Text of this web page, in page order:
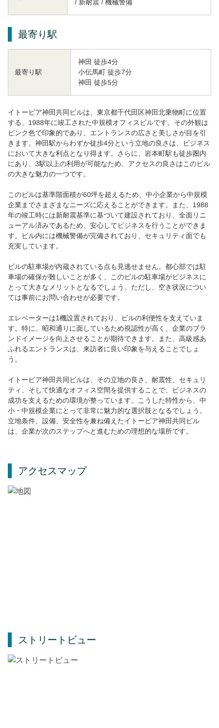
/ 新耐震 / 機械警備
最寄り駅
最寄り駅
神田 徒歩4分
小伝馬町 徒歩7分
神田 徒歩5分
イトーピア神田共同ビルは、東京都千代田区神田北乗物町に位置
する、1988年に竣工された中規模オフィスビルです。その外観は
ピンク色で印象的であり、エントランスの広さと美しさが目を引
きます。神田駅からわずか徒歩4分という立地の良さは、ビジネス
において大きな利点となり得ます。さらに、岩本町駅も徒歩圏内
にあり、3駅以上の利用が可能なため、アクセスの良さはこのビル
の大きな魅力の一つです。
このビルは基準階面積が60坪を超えるため、中小企業から中規模
企業までさまざまなニーズに応えることができます。また、1988
年の竣工時には新耐震基準に基づいて建設されており、全面リニ
ューアル済みであるため、安心してビジネスを行うことができま
す。ビル内には機械警備が完備されており、セキュリティ面でも
充実しています。
ビルの駐車場が内蔵されている点も見逃せません。都心部では駐
車場の確保が難しいことが多く、このビルの駐車場がビジネスに
とって大きなメリットとなるでしょう。ただし、空き状況につい
ては事前にお問い合わせが必要です。
エレベーターは1機設置されており、ビルの利便性を支えていま
す。特に、昭和通りに面しているため視認性が高く、企業のブラ
ンドイメージを向上させることが期待できます。また、高級感あ
ふれるエントランスは、来訪者に良い印象を与えることでしょ
う。
イトーピア神田共同ビルは、その立地の良さ、耐震性、セキュリ
ティ、そして快適なオフィス空間を提供することで、ビジネスの
成功を支えるための環境が整っています。こうした特性から、中
小・中規模企業にとって非常に魅力的な選択肢となるでしょう。
立地条件、設備、安全性を兼ね備えたイトーピア神田共同ビル
は、企業が次のステップへと進むための理想的な場所です。
アクセスマップ
ストリートビュー